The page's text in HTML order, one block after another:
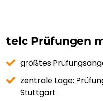
telc Prüfungen
größtes
zentrale Lage:
Stuttgart